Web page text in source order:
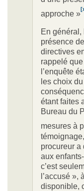
approche »
En
présence
directives
rappelé
l’enquête
les choix
étant faites
Bureau du
mesures à
procureur a
aux
c’est
l’accusé »,
disponible,